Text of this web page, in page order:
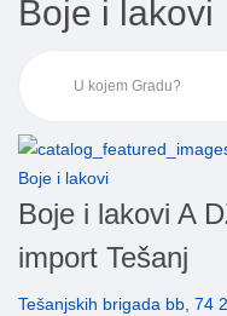
Boje i lakovi
Boje i lakovi
Boje i lakovi A
import Tešanj
Tešanjskih brigada bb, 74